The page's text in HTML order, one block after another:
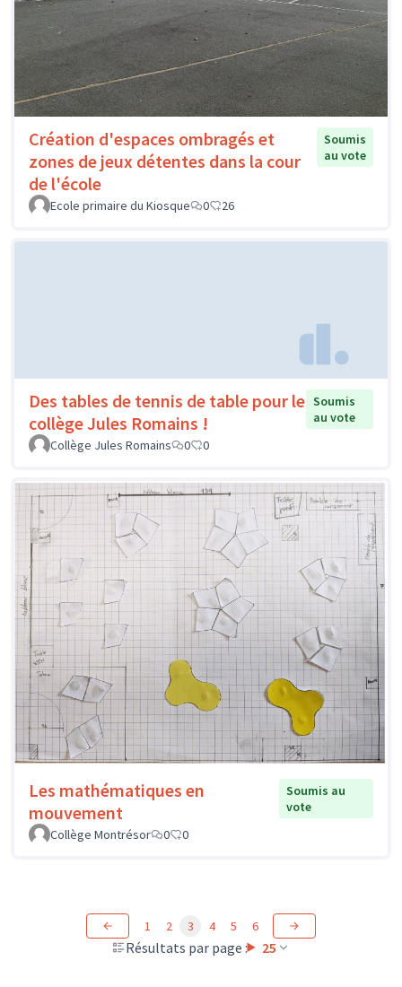
Création d'espaces ombragés et
zones de jeux détentes dans la cour
de l'école
Soumis
au vote
Ecole primaire du Kiosque 0 26
Des tables de tennis de table pour le
collège Jules Romains !
Soumis
au vote
Collège Jules Romains
0 0
Les mathématiques en
mouvement
Soumis au
vote
Collège Montrésor
0 0
Résultats par page : 25
1 2 3 4 5 6